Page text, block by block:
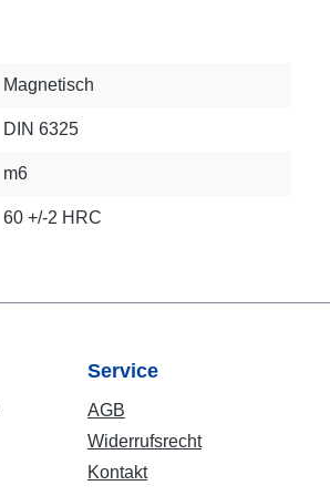
Magnetisch
DIN 6325
m6
60 +/-2 HRC
Service
AGB
Widerrufsrecht
Kontakt